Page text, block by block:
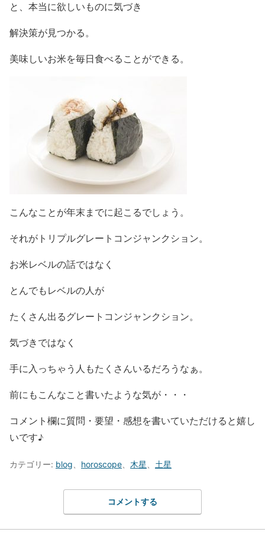
と、本当に欲しいものに気づき
解決策が見つかる。
美味しいお米を毎日食べることができる。
こんなことが年末までに起こるでしょう。
それがトリプルグレートコンジャンクション。
お米レベルの話ではなく
とんでもレベルの人が
たくさん出るグレートコンジャンクション。
気づきではなく
手に入っちゃう人もたくさんいるだろうなぁ。
前にもこんなこと書いたような気が・・・
コメント欄に質問・要望・感想を書いていただけると嬉し
いです♪
カテゴリー: blog horoscope 木星 土星
コメントする